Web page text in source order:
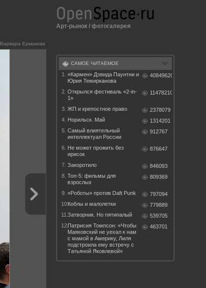
Варвара Ермакова
Арт-рынок / фотогалерея
САМОЕ ЧИТАЕМОЕ
1.
«Кармен» Дэвида Паунтни и
Юрия Темирканова
40849620
2. Открылся фестиваль «2-in-
1»
11478210
3. ЖП и крепостное право
2378079
4. Норильск. Май
1314201
5. Самый влиятельный
интеллектуал России
912767
6. Не может прожить без
ирисок
876647
7. Закоротило
846093
8. Топ-5: фильмы для
взрослых
809369
9. «Роботы» против Daft Punk
797094
10.Коблы и малолетки
779889
11.Затворник. Но пятипалый
539705
12.Патрисия Томпсон: «Чтобы
Маяковский не уехал к нам
с мамой в Америку, Лиля
подстроила ему встречу с
Татьяной Яковлевой»
463701